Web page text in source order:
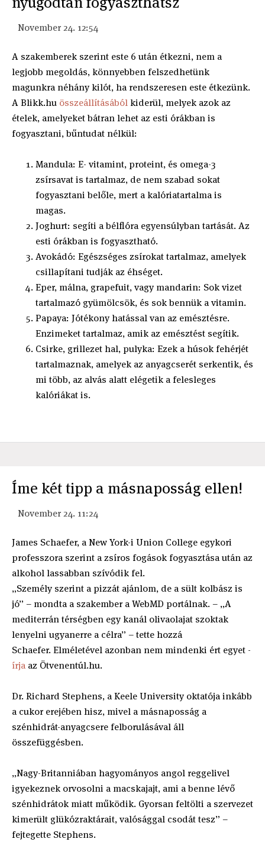
November 24. 12:54
A szakemberek szerint este 6 után étkezni, nem a
legjobb megoldás, könnyebben felszedhetünk
magunkra néhány kilót, ha rendszeresen este étkezünk.
A Blikk.hu összeállításából kiderül, melyek azok az
ételek, amelyeket bátran lehet az esti órákban is
fogyasztani, bűntudat nélkül:
Mandula: E- vitamint, proteint, és omega-3
zsírsavat is tartalmaz, de nem szabad sokat
fogyasztani belőle, mert a kalóriatartalma is
magas.
Joghurt: segíti a bélflóra egyensúlyban tartását. Az
esti órákban is fogyasztható.
Avokádó: Egészséges zsírokat tartalmaz, amelyek
csillapítani tudják az éhséget.
Eper, málna, grapefuit, vagy mandarin: Sok vizet
tartalmazó gyümölcsök, és sok bennük a vitamin.
Papaya: Jótékony hatással van az emésztésre.
Enzimeket tartalmaz, amik az emésztést segítik.
Csirke, grillezet hal, pulyka: Ezek a húsok fehérjét
tartalmaznak, amelyek az anyagcserét serkentik, és
mi több, az alvás alatt elégetik a felesleges
kalóriákat is.
Íme két tipp a másnaposság ellen!
November 24. 11:24
James Schaefer, a New York-i Union College egykori
professzora szerint a zsíros fogások fogyasztása után az
alkohol lassabban szívódik fel.
„Személy szerint a pizzát ajánlom, de a sült kolbász is
jó” – mondta a szakember a WebMD portálnak. – „A
mediterrán térségben egy kanál olivaolajat szoktak
lenyelni ugyanerre a célra” – tette hozzá
Schaefer. Elméletével azonban nem mindenki ért egyet -
írja az Ötvenentúl.hu.
Dr. Richard Stephens, a Keele University oktatója inkább
a cukor erejében hisz, mivel a másnaposság a
szénhidrát-anyagcsere felborulásával áll
összefüggésben.
„Nagy-Britanniában hagyományos angol reggelivel
igyekeznek orvosolni a macskajajt, ami a benne lévő
szénhidrátok miatt működik. Gyorsan feltölti a szervezet
kimerült glükózraktárait, valósággal csodát tesz” –
fejtegette Stephens.